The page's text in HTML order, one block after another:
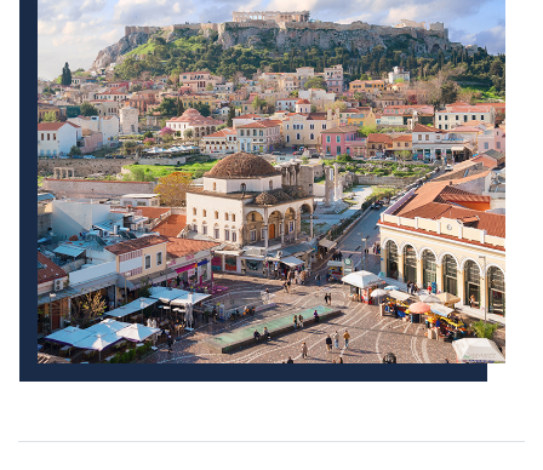
εξασφαλίζοντας κορυφαία ποιότητα σε κάθε
δραστηριότητα που επιλέγετε για εσάς και τα
παιδιά σας. Αναζητήστε, βρείτε και απολαύστε
τις πιο συναρπαστικές εμπειρίες στην Αθήνα!